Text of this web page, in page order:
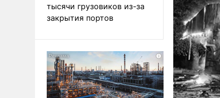
тысячи грузовиков из-за
закрытия портов